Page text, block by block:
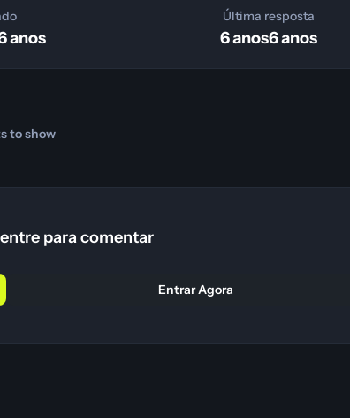
anos
Última resposta
6 anos6 anos
to show
para comentar
Entrar Agora